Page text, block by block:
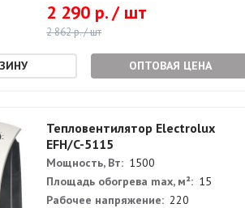
2 290 р. / шт
2 862 р. / шт
ОПТОВАЯ ЦЕНА
Тепловентилятор Electrolux
EFH/C-5115
Мощность, Вт: 1500
Площадь обогрева max, м²: 15
Рабочее напряжение: 220